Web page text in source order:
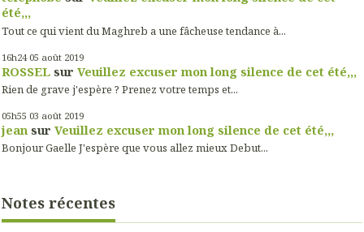
été,,,
Tout ce qui vient du Maghreb a une fâcheuse tendance à...
16h24 05 août 2019
ROSSEL sur Veuillez excuser mon long silence de cet été,,,
Rien de grave j'espère ? Prenez votre temps et...
05h55 03 août 2019
jean sur Veuillez excuser mon long silence de cet été,,,
Bonjour Gaelle J'espère que vous allez mieux Debut...
Notes récentes